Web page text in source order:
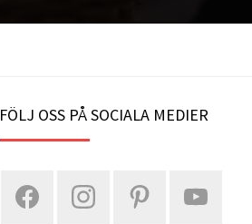
FÖLJ OSS PÅ SOCIALA MEDIER